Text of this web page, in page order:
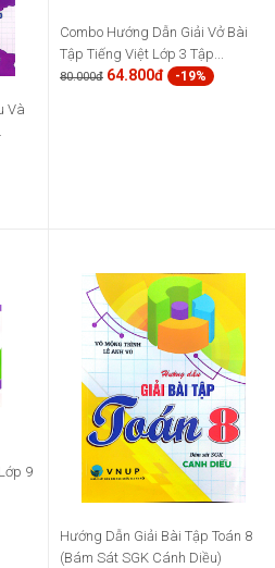
Và
Combo Hướng Dẫn Giải Vở Bài
Tập Tiếng Việt Lớp 3 Tập...
80.000đ 64.800đ -19%
9
Hướng Dẫn Giải Bài Tập Toán 8
(Bám Sát SGK Cánh Diều)